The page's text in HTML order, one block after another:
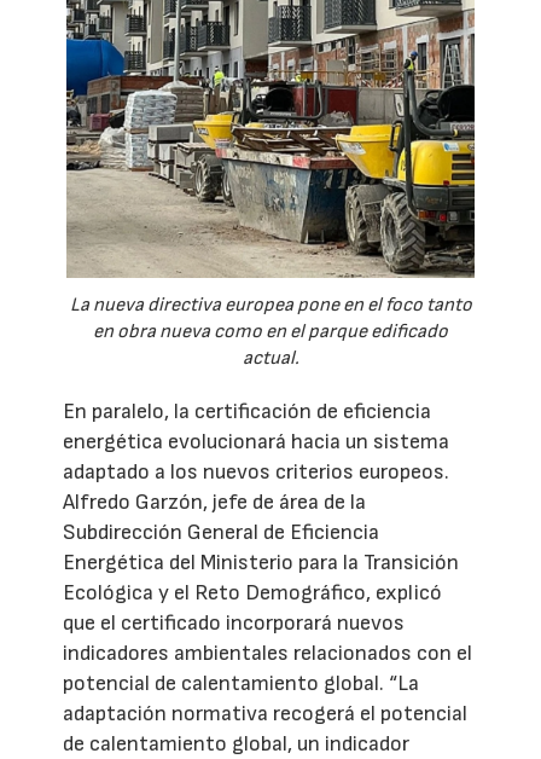
La nueva directiva europea pone en el foco tanto
en obra nueva como en el parque edificado
actual.
En paralelo, la certificación de eficiencia
energética evolucionará hacia un sistema
adaptado a los nuevos criterios europeos.
Alfredo Garzón, jefe de área de la
Subdirección General de Eficiencia
Energética del Ministerio para la Transición
Ecológica y el Reto Demográfico, explicó
que el certificado incorporará nuevos
indicadores ambientales relacionados con el
potencial de calentamiento global. “La
adaptación normativa recogerá el potencial
de calentamiento global, un indicador